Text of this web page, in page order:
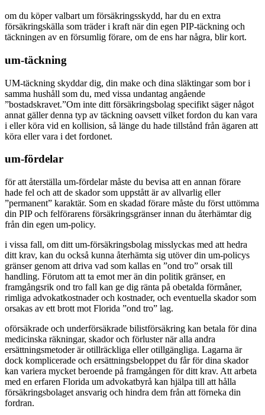
om du köper valbart um försäkringsskydd, har du en extra
försäkringskälla som träder i kraft när din egen PIP-täckning och
täckningen av en försumlig förare, om de ens har några, blir kort.
um-täckning
UM-täckning skyddar dig, din make och dina släktingar som bor i
samma hushåll som du, med vissa undantag angående
”bostadskravet.”Om inte ditt försäkringsbolag specifikt säger något
annat gäller denna typ av täckning oavsett vilket fordon du kan vara
i eller köra vid en kollision, så länge du hade tillstånd från ägaren att
köra eller vara i det fordonet.
um-fördelar
för att återställa um-fördelar måste du bevisa att en annan förare
hade fel och att de skador som uppstått är av allvarlig eller
”permanent” karaktär. Som en skadad förare måste du först uttömma
din PIP och felförarens försäkringsgränser innan du återhämtar dig
från din egen um-policy.
i vissa fall, om ditt um-försäkringsbolag misslyckas med att hedra
ditt krav, kan du också kunna återhämta sig utöver din um-policys
gränser genom att driva vad som kallas en ”ond tro” orsak till
handling. Förutom att ta emot mer än din politik gränser, en
framgångsrik ond tro fall kan ge dig ränta på obetalda förmåner,
rimliga advokatkostnader och kostnader, och eventuella skador som
orsakas av ett brott mot Florida ”ond tro” lag.
oförsäkrade och underförsäkrade bilistförsäkring kan betala för dina
medicinska räkningar, skador och förluster när alla andra
ersättningsmetoder är otillräckliga eller otillgängliga. Lagarna är
dock komplicerade och ersättningsbeloppet du får för dina skador
kan variera mycket beroende på framgången för ditt krav. Att arbeta
med en erfaren Florida um advokatbyrå kan hjälpa till att hålla
försäkringsbolaget ansvarig och hindra dem från att förneka din
fordran.